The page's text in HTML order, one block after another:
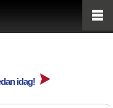
idag!